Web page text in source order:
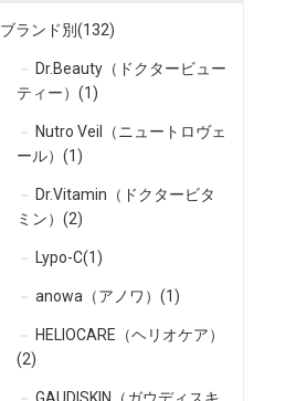
ブランド別(132)
Dr.Beauty（ドクタービュー
ティー）(1)
Nutro Veil（ニュートロヴェ
ール）(1)
Dr.Vitamin（ドクタービタ
ミン）(2)
Lypo-C(1)
anowa（アノワ）(1)
HELIOCARE（ヘリオケア）
(2)
GAUDISKIN（ガウディスキ